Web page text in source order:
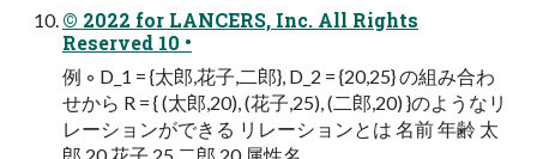
© 2022 for LANCERS, Inc. All Rights
Reserved 10 •
例 ◦ D_1 = {太郎,花子,二郎}, D_2 = {20,25} の組み合わ
せから R = { (太郎,20), (花子,25), (二郎,20) }のようなリ
レーションができる リレーションとは 名前 年齢 太